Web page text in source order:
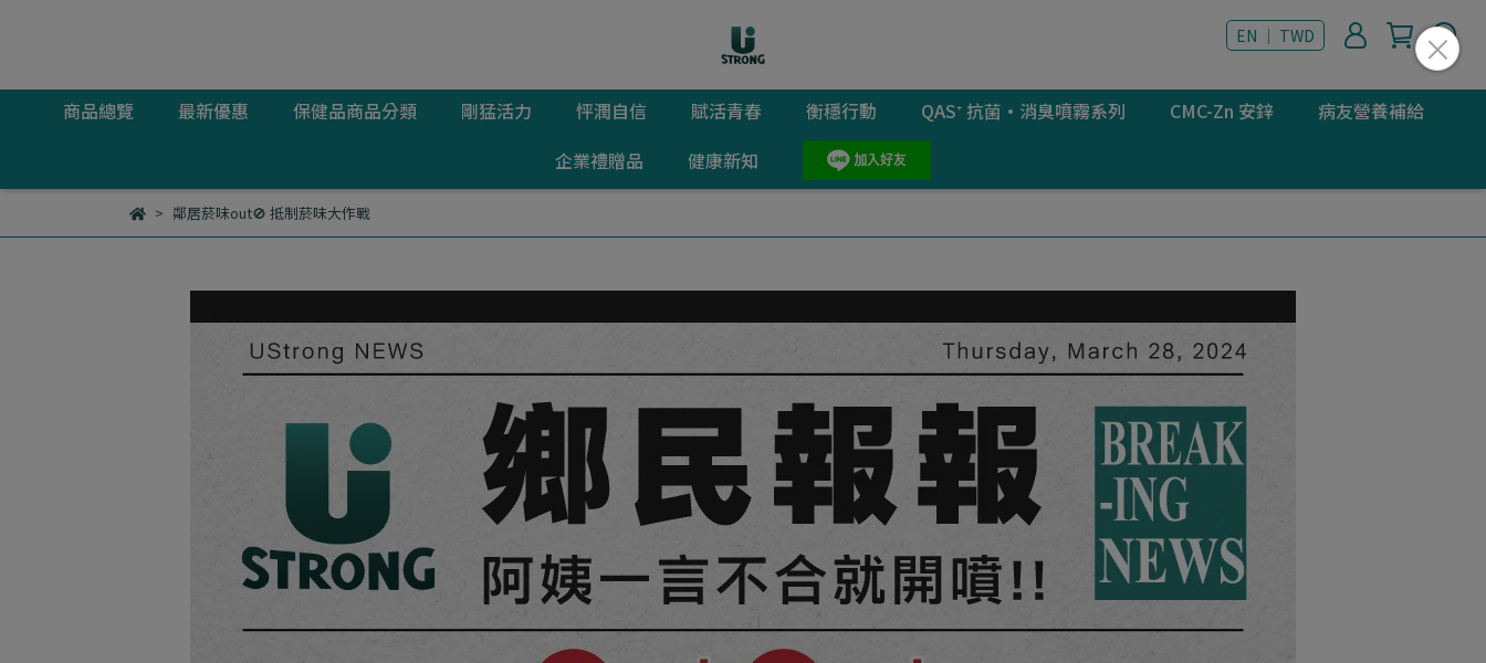
EN ｜ TWD
商品總覽 最新優惠 保健品商品分類 剛猛活力 怦潤自信 賦活青春 衡穩行動 QAS⁺ 抗菌·消臭噴霧系列 CMC-Zn 安鋅
病友營養補給
企業禮贈品
健康新知
鄰居菸味out🚫 抵制菸味大作戰